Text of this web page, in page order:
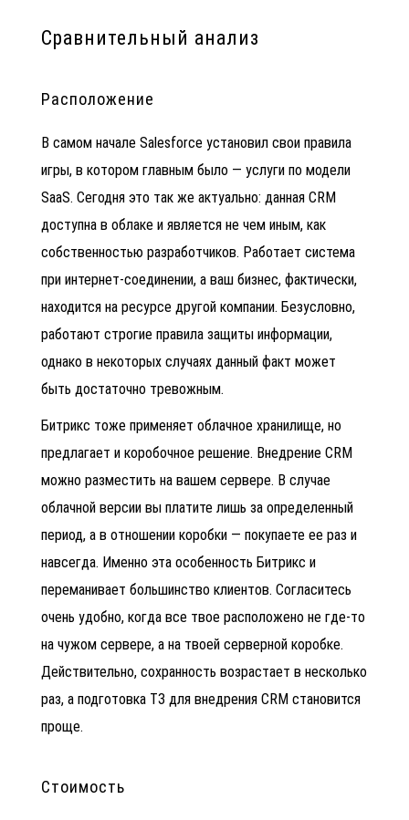
Сравнительный анализ
Расположение
В самом начале Salesforce установил свои правила
игры, в котором главным было — услуги по модели
SaaS. Сегодня это так же актуально: данная CRM
доступна в облаке и является не чем иным, как
собственностью разработчиков. Работает система
при интернет-соединении, а ваш бизнес, фактически,
находится на ресурсе другой компании. Безусловно,
работают строгие правила защиты информации,
однако в некоторых случаях данный факт может
быть достаточно тревожным.
Битрикс тоже применяет облачное хранилище, но
предлагает и коробочное решение. Внедрение CRM
можно разместить на вашем сервере. В случае
облачной версии вы платите лишь за определенный
период, а в отношении коробки — покупаете ее раз и
навсегда. Именно эта особенность Битрикс и
переманивает большинство клиентов. Согласитесь
очень удобно, когда все твое расположено не где-то
на чужом сервере, а на твоей серверной коробке.
Действительно, сохранность возрастает в несколько
раз, а подготовка ТЗ для внедрения CRM становится
проще.
Стоимость